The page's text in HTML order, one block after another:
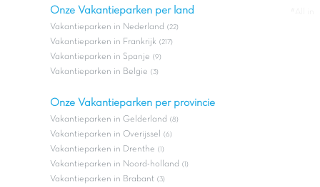
Onze Vakantieparken per land
Vakantieparken in Nederland (22)
Vakantieparken in Frankrijk (217)
Vakantieparken in Spanje (9)
Vakantieparken in Belgie (3)
Onze Vakantieparken per provincie
Vakantieparken in Gelderland (8)
Vakantieparken in Overijssel (6)
Vakantieparken in Drenthe (1)
Vakantieparken in Noord-holland (1)
Vakantieparken in Brabant (3)